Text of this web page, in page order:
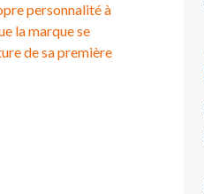
personnalité à
la marque se
de sa première